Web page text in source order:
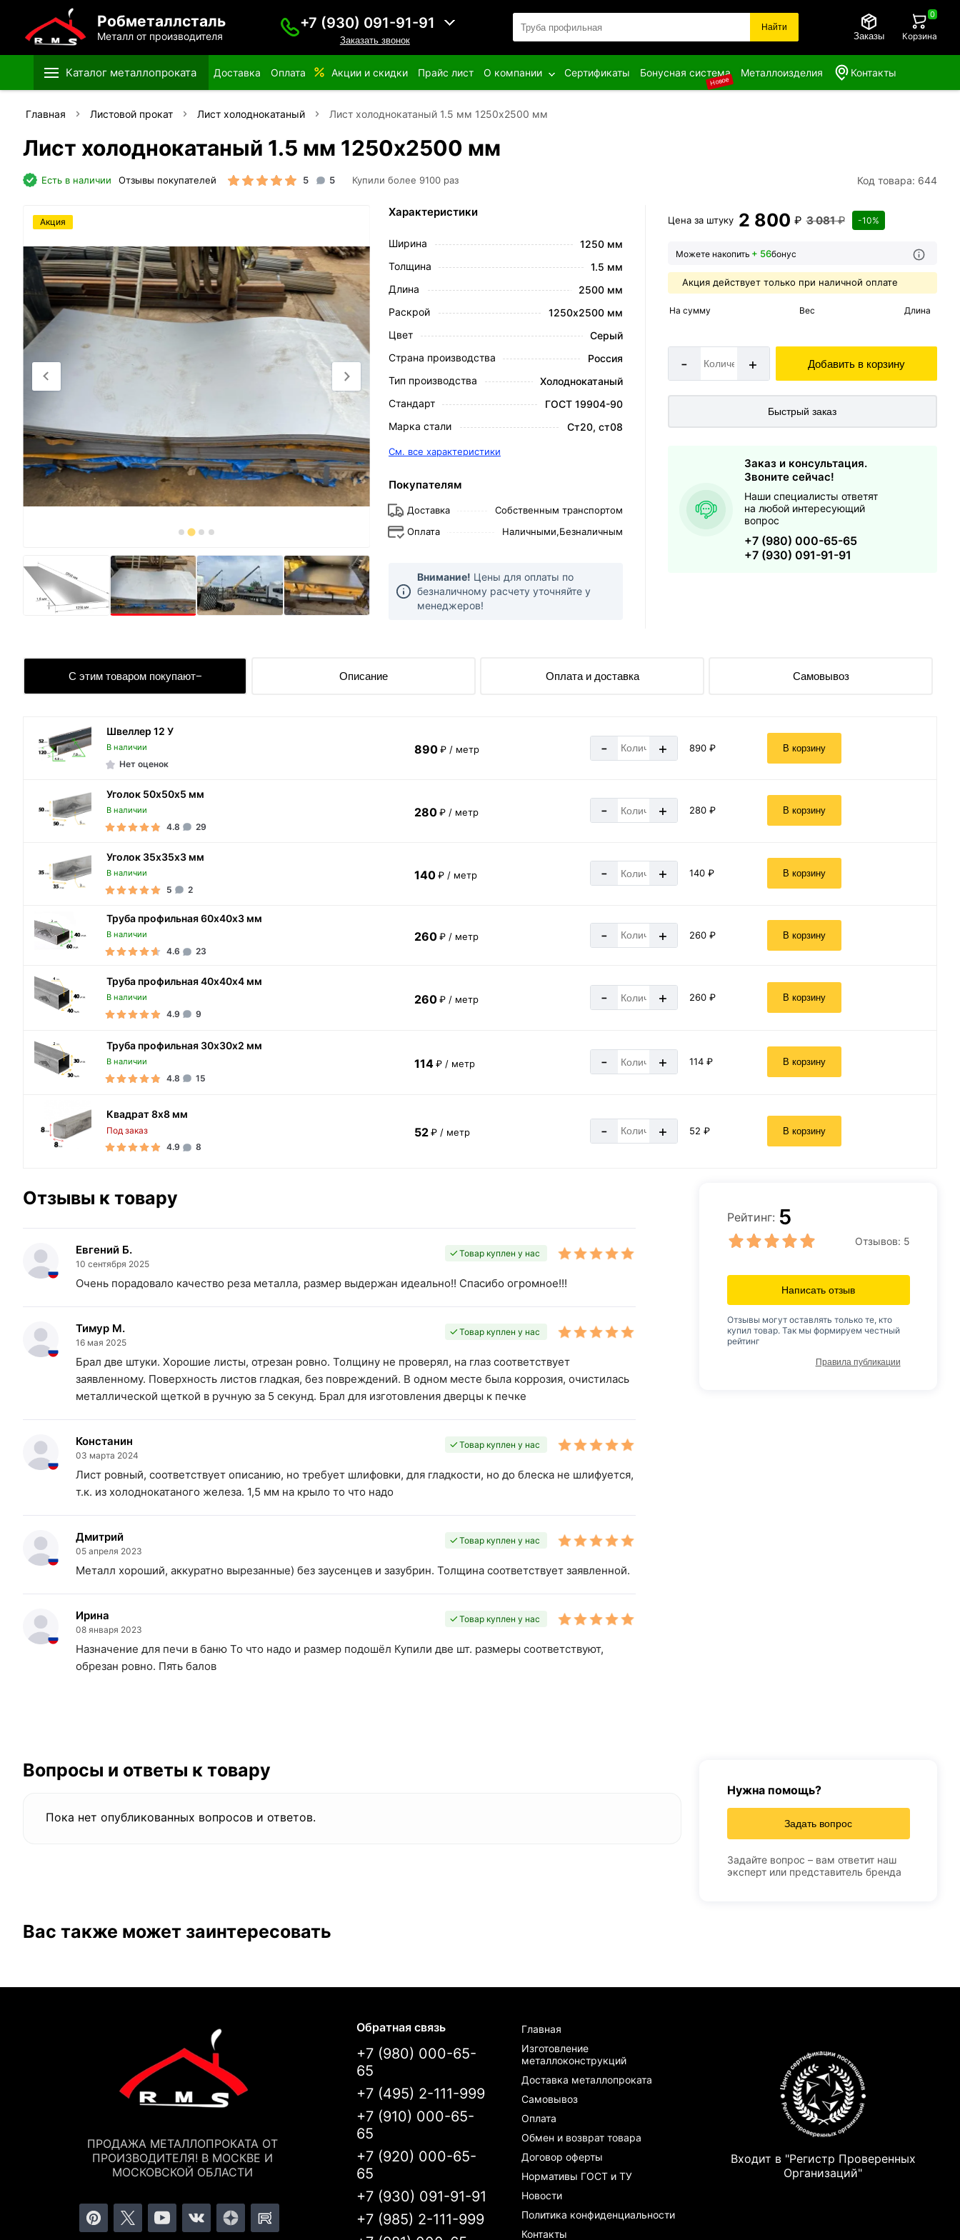
Робметаллсталь
Металл от производителя
+7 (930) 091-91-91
Заказать звонок
Найти
Заказы Корзина
0
Каталог металлопроката Доставка Оплата Акции и скидки Прайс лист О компании Сертификаты Бонусная система
Новое
Металлоизделия Контакты
Главная Листовой прокат Лист холоднокатаный Лист холоднокатаный 1.5 мм 1250х2500 мм
Лист холоднокатаный 1.5 мм 1250х2500 мм
Есть в наличии Отзывы покупателей 5 5 Купили более 9100 раз Код товара: 644
Акция Цена за штуку 2 800 ₽ 3 081₽ -10%
Можете накопить + 56бонус
Акция действует только при наличной оплате
На сумму Вес Длина
- + Добавить в корзину
Быстрый заказ
Заказ и консультация.
Звоните сейчас!
Наши специалисты ответят
на любой интересующий
вопрос
+7 (980) 000-65-65
+7 (930) 091-91-91
Характеристики
Ширина
1250 мм
Толщина
1.5 мм
Длина
2500 мм
Раскрой
1250х2500 мм
Цвет
Серый
Страна производства
Россия
Тип производства
Холоднокатаный
Стандарт
ГОСТ 19904-90
Марка стали
Ст20, ст08
См. все характеристики
Покупателям
Доставка
Собственным транспортом
Оплата
Наличными,Безналичным
Внимание! Цены для оплаты по
безналичному расчету уточняйте у
менеджеров!
С этим товаром покупают Описание Оплата и доставка Самовывоз
Швеллер 12 У
В наличии
Нет оценок
890 ₽ / метр - + 890 ₽ В корзину
Уголок 50х50х5 мм
В наличии
4.8 29
280 ₽ / метр - + 280 ₽ В корзину
Уголок 35х35х3 мм
В наличии
5 2
140 ₽ / метр - + 140 ₽ В корзину
Труба профильная 60х40х3 мм
В наличии
4.6 23
260 ₽ / метр - + 260 ₽ В корзину
Труба профильная 40х40х4 мм
В наличии
4.9 9
260 ₽ / метр - + 260 ₽ В корзину
Труба профильная 30х30х2 мм
В наличии
4.8 15
114 ₽ / метр - + 114 ₽ В корзину
Квадрат 8х8 мм
Под заказ
4.9
8
52 ₽ / метр - + 52 ₽ В корзину
Отзывы к товару
Евгений Б.
10 сентября 2025
Товар куплен у нас
Очень порадовало качество реза металла, размер выдержан идеально!! Спасибо огромное!!!
Тимур М.
16 мая 2025
Товар куплен у нас
Брал две штуки. Хорошие листы, отрезан ровно. Толщину не проверял, на глаз соответствует
заявленному. Поверхность листов гладкая, без повреждений. В одном месте была коррозия, очистилась
металлической щеткой в ручную за 5 секунд. Брал для изготовления дверцы к печке
Констанин
03 марта 2024
Товар куплен у нас
Лист ровный, соответствует описанию, но требует шлифовки, для гладкости, но до блеска не шлифуется,
т.к. из холоднокатаного железа. 1,5 мм на крыло то что надо
Дмитрий
05 апреля 2023
Товар куплен у нас
Металл хороший, аккуратно вырезанные) без заусенцев и зазубрин. Толщина соответствует заявленной.
Ирина
08 января 2023
Товар куплен у нас
Назначение для печи в баню То что надо и размер подошёл Купили две шт. размеры соответствуют,
обрезан ровно. Пять балов
Рейтинг: 5
Отзывов: 5
Написать отзыв
Отзывы могут оставлять только те, кто
купил товар. Так мы формируем честный
рейтинг
Правила публикации
Вопросы и ответы к товару
Пока нет опубликованных вопросов и ответов.
Нужна помощь?
Задать вопрос
Задайте вопрос – вам ответит наш
эксперт или представитель бренда
Вас также может заинтересовать
ПРОДАЖА МЕТАЛЛОПРОКАТА ОТ
ПРОИЗВОДИТЕЛЯ! В МОСКВЕ И
МОСКОВСКОЙ ОБЛАСТИ
Главная
Изготовление
металлоконструкций
Доставка металлопроката
Самовывоз
Оплата
Обмен и возврат товара
Договор оферты
Нормативы ГОСТ и ТУ
Новости
Политика конфиденциальности
Контакты
Обратная связь
+7 (980) 000-65-
65
+7 (495) 2-111-999
+7 (910) 000-65-
65
+7 (920) 000-65-
65
+7 (930) 091-91-91
+7 (985) 2-111-999
Входит в "Регистр Проверенных
Организаций"